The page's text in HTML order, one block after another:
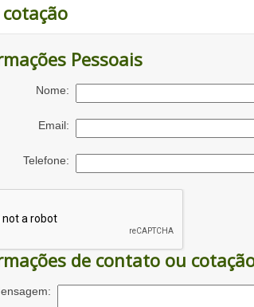
Pessoais
Nome:
Email:
Telefone:
de contato ou